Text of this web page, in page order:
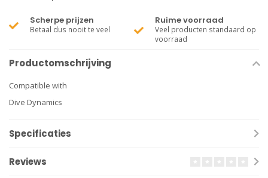
Scherpe prijzen
Betaal dus nooit te veel
Ruime voorraad
Veel producten standaard op
voorraad
Productomschrijving
Compatible with
Dive Dynamics
Specificaties
Reviews